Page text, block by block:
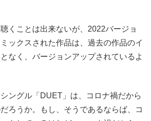
くことは出来ないが、2022バージョ
ックスされた作品は、過去の作品のイ
なく、バージョンアップされているよ
ングル「DUET」は、コロナ禍だから
ろうか。もし、そうであるならば、コ